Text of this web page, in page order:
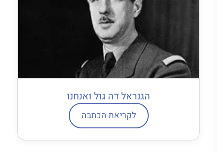
הגנראל דה גול ואנחנו
לקריאת הכתבה